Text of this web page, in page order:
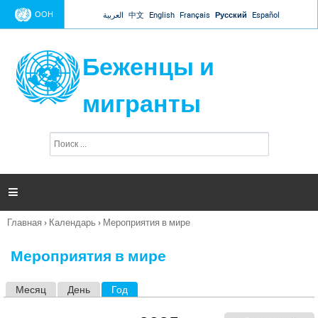
Jump to navigation
ООН العربية 中文 English Français Русский Español
Беженцы и
мигранты
п
и

Вы
Главная › Календарь › Мероприятия в мире
Мероприятия в мире
Месяц День Год